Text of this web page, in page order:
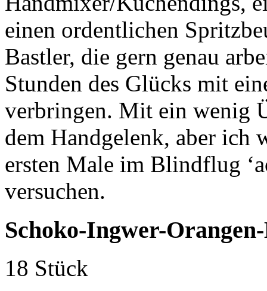
einen ordentlichen
Bastler, die gern genau
Stunden des Glücks mit
verbringen. Mit ein wenig
dem Handgelenk, aber ich
ersten Male im Blindflug
versuchen.
Schoko-Ingwer-
18 Stück